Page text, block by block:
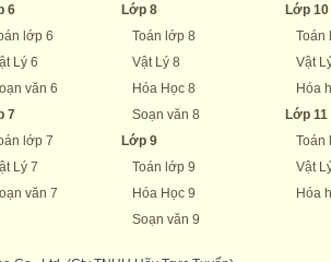
6
lớp 6
Lý 6
văn 6
7
lớp 7
Lý 7
văn 7
Lớp 8
Toán lớp 8
Vật Lý 8
Hóa Học 8
Soạn văn 8
Lớp 9
Toán lớp 9
Hóa Học 9
Soạn văn 9
Lớp 10
Toán
Vật
Hóa
Lớp 11
Toán
Vật
Hóa